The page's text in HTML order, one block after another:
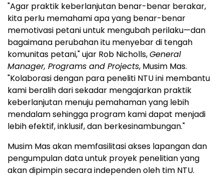
"Agar praktik keberlanjutan benar-benar berakar,
kita perlu memahami apa yang benar-benar
memotivasi petani untuk mengubah perilaku—dan
bagaimana perubahan itu menyebar di tengah
komunitas petani," ujar Rob Nicholls,General
Manager, Programs and Projects, Musim Mas.
"Kolaborasi dengan para peneliti NTU ini membantu
kami beralih dari sekadar mengajarkan praktik
keberlanjutan menuju pemahaman yang lebih
mendalam sehingga program kami dapat menjadi
lebih efektif, inklusif, dan berkesinambungan."
Musim Mas akan memfasilitasi akses lapangan dan
pengumpulan data untuk proyek penelitian yang
akan dipimpin secara independen oleh tim NTU.